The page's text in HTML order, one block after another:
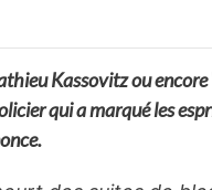
Kassovitz ou
qui a marqué les